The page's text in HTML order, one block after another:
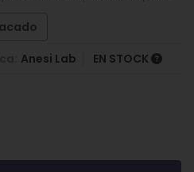
Anesi Lab
EN STOCK